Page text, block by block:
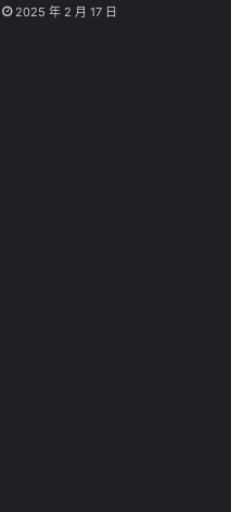
2025 年 2 月 17 日